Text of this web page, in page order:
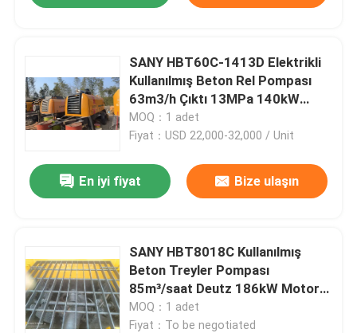
SANY HBT60C-1413D Elektrikli
Kullanılmış Beton Rel Pompası
63m3/h Çıktı 13MPa 140kW
Motor CE ISO9001
MOQ：1 adet
Fiyat：USD 22,000-32,000 / Unit
En iyi fiyat Bize ulaşın
SANY HBT8018C Kullanılmış
Beton Treyler Pompası
85m³/saat Deutz 186kW Motor
Yüksek Çıkışlı CE Sertifikalı 2020
MOQ：1 adet
Fiyat：To be negotiated